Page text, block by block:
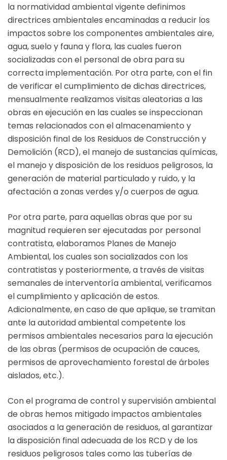
la normatividad ambiental vigente definimos
directrices ambientales encaminadas a reducir los
impactos sobre los componentes ambientales aire,
agua, suelo y fauna y flora, las cuales fueron
socializadas con el personal de obra para su
correcta implementación. Por otra parte, con el fin
de verificar el cumplimiento de dichas directrices,
mensualmente realizamos visitas aleatorias a las
obras en ejecución en las cuales se inspeccionan
temas relacionados con el almacenamiento y
disposición final de los Residuos de Construcción y
Demolición (RCD), el manejo de sustancias químicas,
el manejo y disposición de los residuos peligrosos, la
generación de material particulado y ruido, y la
afectación a zonas verdes y/o cuerpos de agua.
Por otra parte, para aquellas obras que por su
magnitud requieren ser ejecutadas por personal
contratista, elaboramos Planes de Manejo
Ambiental, los cuales son socializados con los
contratistas y posteriormente, a través de visitas
semanales de interventoría ambiental, verificamos
el cumplimiento y aplicación de estos.
Adicionalmente, en caso de que aplique, se tramitan
ante la autoridad ambiental competente los
permisos ambientales necesarios para la ejecución
de las obras (permisos de ocupación de cauces,
permisos de aprovechamiento forestal de árboles
aislados, etc.).
Con el programa de control y supervisión ambiental
de obras hemos mitigado impactos ambientales
asociados a la generación de residuos, al garantizar
la disposición final adecuada de los RCD y de los
residuos peligrosos tales como las tuberías de